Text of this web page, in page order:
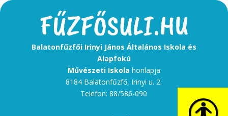
Balatonfűzfői Irinyi János Általános Iskola és
Alapfokú
Művészeti Iskola honlapja
8184 Balatonfűzfő, Irinyi u. 2.
Telefon: 88/586-090